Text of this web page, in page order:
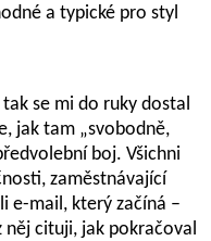
a typické pro styl
tak se mi do ruky dostal
jak tam „svobodně,
boj. Všichni
zaměstnávající
e-mail, který začíná –
něj cituji, jak pokračoval